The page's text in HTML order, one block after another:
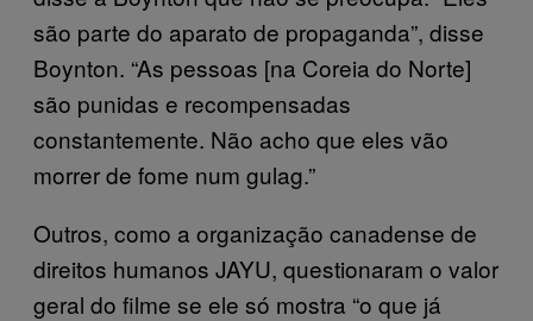
são parte do aparato de propaganda”, disse
Boynton. “As pessoas [na Coreia do Norte]
são punidas e recompensadas
constantemente. Não acho que eles vão
morrer de fome num gulag.”
Outros, como a organização canadense de
direitos humanos JAYU, questionaram o valor
geral do filme se ele só mostra “o que já